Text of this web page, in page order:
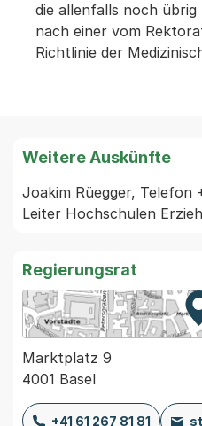
die allenfalls noch
nach einer vom
Richtlinie der
Weitere Auskünfte
Joakim Rüegger, Telefon
Leiter Hochschulen
Regierungsrat
Marktplatz 9
4001 Basel
+41 61 267 81 81